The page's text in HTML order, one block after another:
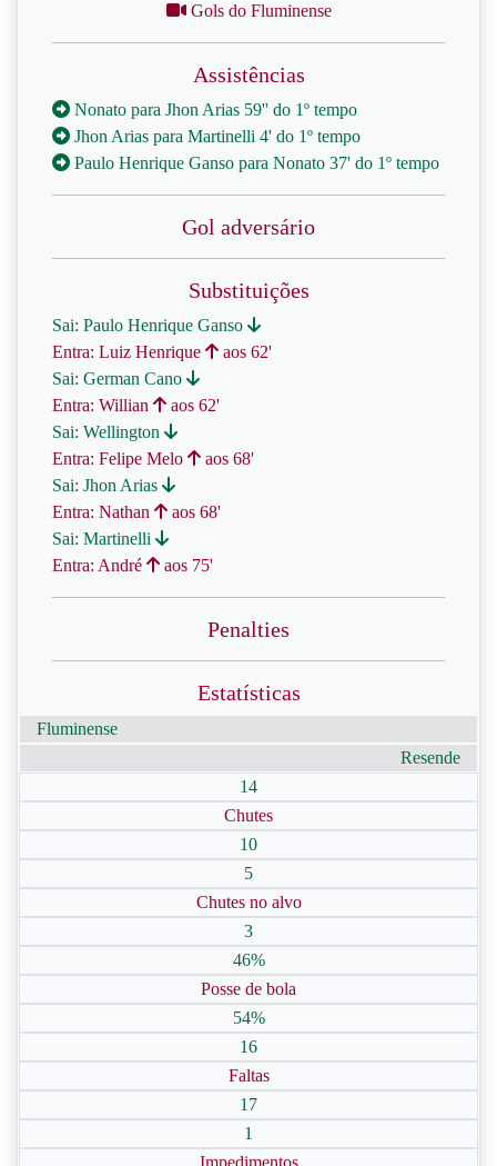
Gols do Fluminense
Assistências
Nonato para Jhon Arias 59'' do 1º tempo
Jhon Arias para Martinelli 4' do 1º tempo
Paulo Henrique Ganso para Nonato 37' do 1º tempo
Gol adversário
Substituições
Sai: Paulo Henrique Ganso
Entra: Luiz Henrique
aos 62'
Sai: German Cano
Entra: Willian
aos 62'
Sai: Wellington
Entra: Felipe Melo
aos 68'
Sai: Jhon Arias
Entra: Nathan
aos 68'
Sai: Martinelli
Entra: André
aos 75'
Penalties
Estatísticas
Fluminense
Resende
14
Chutes
10
5
Chutes no alvo
3
46%
Posse de bola
54%
16
Faltas
17
1
Impedimentos